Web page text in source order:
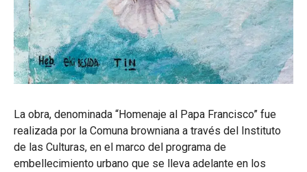
La obra, denominada “Homenaje al Papa Francisco” fue
realizada por la Comuna browniana a través del Instituto
de las Culturas, en el marco del programa de
embellecimiento urbano que se lleva adelante en los